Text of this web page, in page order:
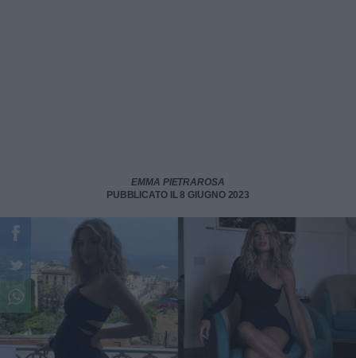
EMMA PIETRAROSA
PUBBLICATO IL 8 GIUGNO 2023